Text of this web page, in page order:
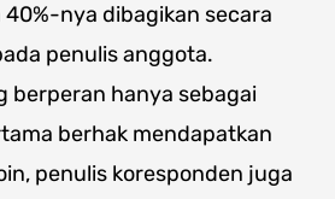
40%-nya dibagikan secara
penulis anggota.
berperan hanya sebagai
berhak mendapatkan
penulis koresponden juga